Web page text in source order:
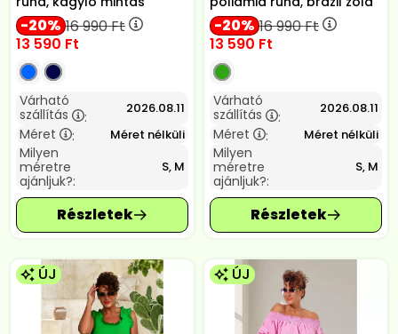
20 16 990Ft
13 590 Ft
Várható
szállítás
: 2026.08.11
Méret : Méret nélküli
Milyen
méretre
ajánljuk?:
S, M
20 16 990Ft
13 590 Ft
Várható
szállítás
: 2026.08.11
Méret : Méret nélküli
Milyen
méretre
ajánljuk?:
S, M
ÚJ ÚJ